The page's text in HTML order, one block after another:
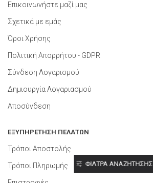
Επικοινωνήστε μαζί μας
Σχετικά με εμάς
Όροι Χρήσης
Πολιτική Απορρήτου - GDPR
Σύνδεση Λογαρισμού
Δημιουργία Λογαριασμού
Αποσύνδεση
ΕΞΥΠΗΡΕΤΗΣΗ ΠΕΛΑΤΩΝ
Τρόποι Αποστολής
Τρόποι Πληρωμής ΦΙΛΤΡΑ ΑΝΑΖΗΤΗΣΗΣ